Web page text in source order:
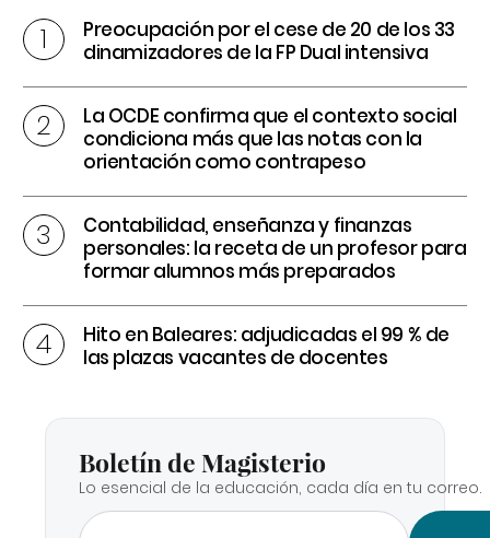
Preocupación por el cese de 20 de los 33
dinamizadores de la FP Dual intensiva
La OCDE confirma que el contexto social
condiciona más que las notas con la
orientación como contrapeso
Contabilidad, enseñanza y finanzas
personales: la receta de un profesor para
formar alumnos más preparados
Hito en Baleares: adjudicadas el 99 % de
las plazas vacantes de docentes
Boletín de Magisterio
Lo esencial de la educación, cada día en tu correo.